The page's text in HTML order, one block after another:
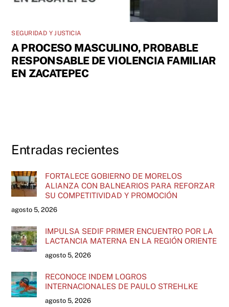
SEGURIDAD Y JUSTICIA
A PROCESO MASCULINO, PROBABLE
RESPONSABLE DE VIOLENCIA FAMILIAR
EN ZACATEPEC
Entradas recientes
FORTALECE GOBIERNO DE MORELOS
ALIANZA CON BALNEARIOS PARA REFORZAR
SU COMPETITIVIDAD Y PROMOCIÓN
agosto 5, 2026
IMPULSA SEDIF PRIMER ENCUENTRO POR LA
LACTANCIA MATERNA EN LA REGIÓN ORIENTE
agosto 5, 2026
RECONOCE INDEM LOGROS
INTERNACIONALES DE PAULO STREHLKE
agosto 5, 2026